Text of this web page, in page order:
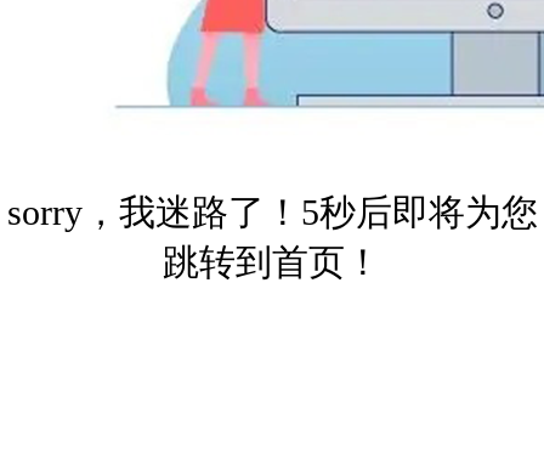
sorry，我迷路了！5秒后即将为您
跳转到首页！